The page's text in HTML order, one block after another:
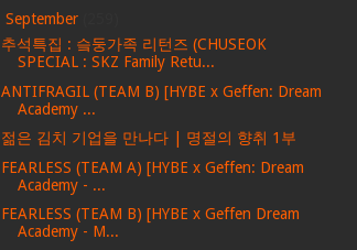
September
추석특집 : 슼둥가족 리턴즈 (CHUSEOK
SPECIAL : SKZ Family Retu...
ANTIFRAGIL (TEAM B) [HYBE x Geffen: Dream
Academy ...
젊은 김치 기업을 만나다 | 명절의 향취 1부
FEARLESS (TEAM A) [HYBE x Geffen: Dream
Academy - ...
FEARLESS (TEAM B) [HYBE x Geffen Dream
Academy - M...